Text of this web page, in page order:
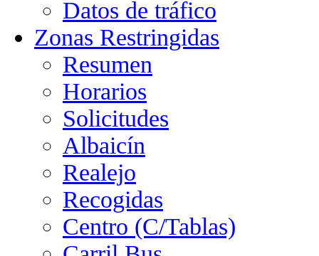
Datos de tráfico
Zonas Restringidas
Resumen
Horarios
Solicitudes
Albaicín
Realejo
Recogidas
Centro (C/Tablas)